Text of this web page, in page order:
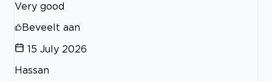
Very good
Beveelt aan
15 July 2026
Hassan